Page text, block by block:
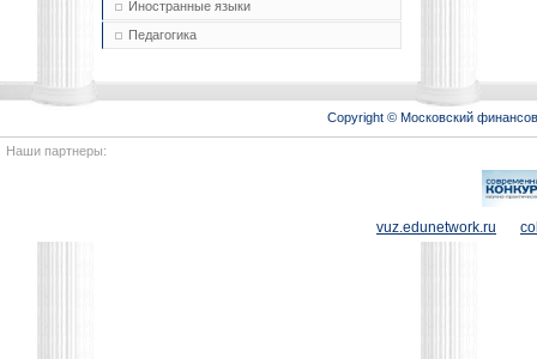
Иностранные языки
Педагогика
Copyright © Московский
Наши партнеры:
vuz.edunetwork.ru